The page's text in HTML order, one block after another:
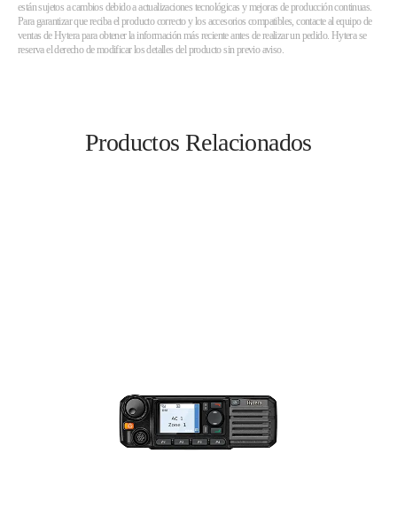
están sujetos a cambios debido a actualizaciones tecnológicas y mejoras de producción continuas.
Para garantizar que reciba el producto correcto y los accesorios compatibles, contacte al equipo de
ventas de Hytera para obtener la información más reciente antes de realizar un pedido. Hytera se
reserva el derecho de modificar los detalles del producto sin previo aviso.
Productos Relacionados